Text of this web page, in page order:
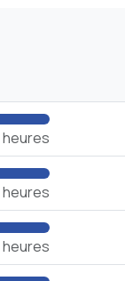
heures
heures
heures